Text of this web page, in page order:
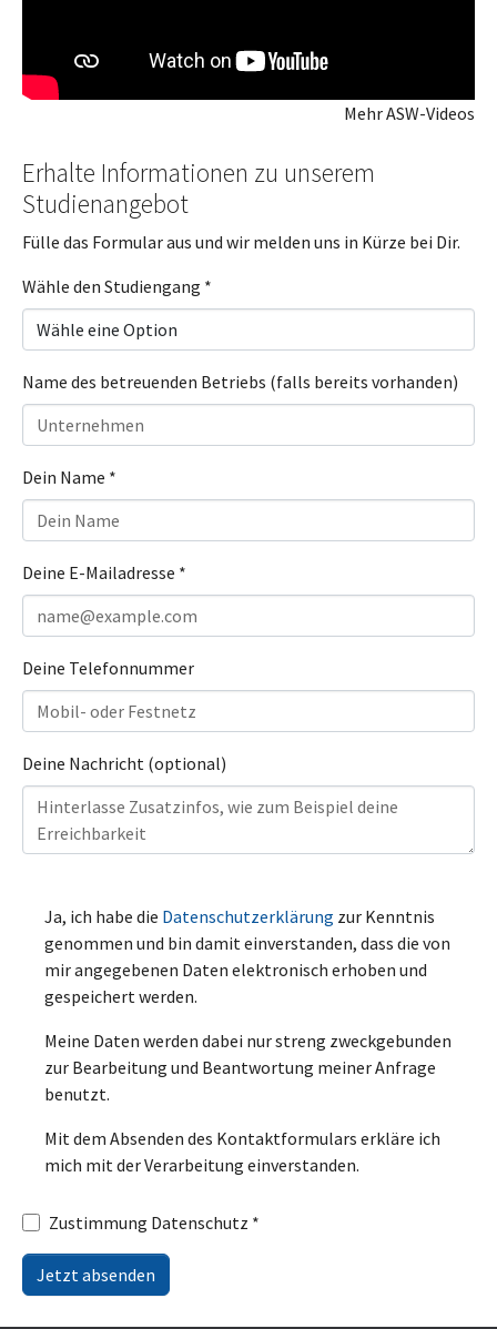
Mehr ASW-Videos
Erhalte Informationen zu unserem
Studienangebot
Fülle das Formular aus und wir melden uns in Kürze bei Dir.
Wähle den Studiengang *
Name des betreuenden Betriebs (falls bereits vorhanden)
Dein Name *
Deine E-Mailadresse *
Deine Telefonnummer
Deine Nachricht (optional)
Ja, ich habe die Datenschutzerklärung zur Kenntnis
genommen und bin damit einverstanden, dass die von
mir angegebenen Daten elektronisch erhoben und
gespeichert werden.
Meine Daten werden dabei nur streng zweckgebunden
zur Bearbeitung und Beantwortung meiner Anfrage
benutzt.
Mit dem Absenden des Kontaktformulars erkläre ich
mich mit der Verarbeitung einverstanden.
Zustimmung Datenschutz *
Jetzt absenden